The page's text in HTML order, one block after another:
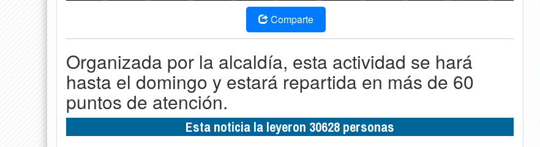
Comparte
Organizada por la alcaldía, esta actividad se hará
hasta el domingo y estará repartida en más de 60
puntos de atención.
Esta noticia la leyeron 30628 personas